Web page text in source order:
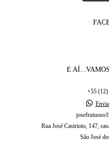
E
+55 (12)
Rua José Castrioto, 147,
São José